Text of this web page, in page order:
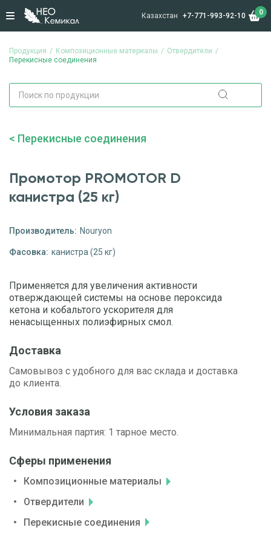
Казахстан +7-771-993-92-10 0
Продукция Композиционные материалы
Отвердители
Перекисные соединения
Перекисные соединения
Промотор PROMOTОR D
канистра (25 кг)
Производитель: Nouryon
Фасовка: канистра (25 кг)
Применяется для увеличения активности
отверждающей системы на основе пероксида
кетона и кобальтого ускорителя для
ненасыщенных полиэфирных смол.
Доставка
Самовывоз с удобного для вас склада и доставка
до клиента.
Условия заказа
Минимальная партия: 1 тарное место.
Сферы применения
Композиционные материалы
Отвердители
Перекисные соединения